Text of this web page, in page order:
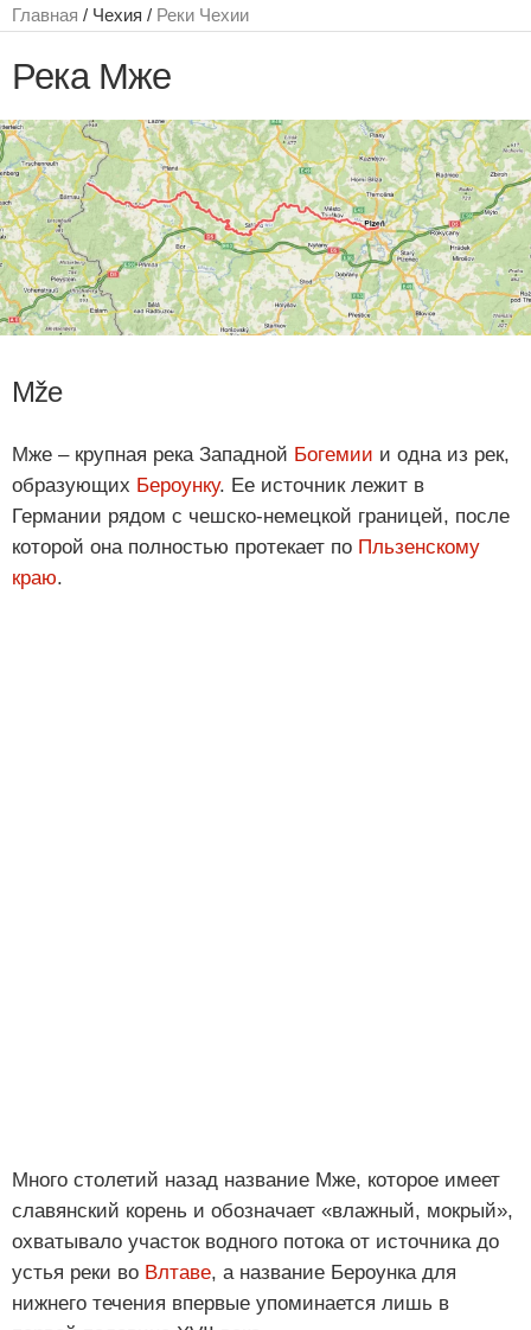
Главная / Чехия / Реки Чехии
Река Мже
Mže
Мже ‒ крупная река Западной Богемии и одна из рек,
образующих Бероунку. Ее источник лежит в
Германии рядом с чешско-немецкой границей, после
которой она полностью протекает по Пльзенскому
краю.
Много столетий назад название Мже, которое имеет
славянский корень и обозначает «влажный, мокрый»,
охватывало участок водного потока от источника до
устья реки во Влтаве, а название Бероунка для
нижнего течения впервые упоминается лишь в